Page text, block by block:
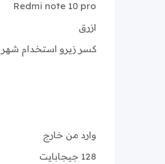
Redmi note 10 pro
ازرق
كسر زيرو استخدام شهر
وارد من خارج
128 جيجابايت